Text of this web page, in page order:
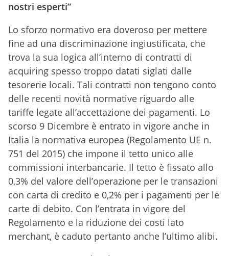
nostri esperti”
Lo sforzo normativo era doveroso per mettere
fine ad una discriminazione ingiustificata, che
trova la sua logica all’interno di contratti di
acquiring spesso troppo datati siglati dalle
tesorerie locali. Tali contratti non tengono conto
delle recenti novità normative riguardo alle
tariffe legate all’accettazione dei pagamenti. Lo
scorso 9 Dicembre è entrato in vigore anche in
Italia la normativa europea (Regolamento UE n.
751 del 2015) che impone il tetto unico alle
commissioni interbancarie. Il tetto è fissato allo
0,3% del valore dell’operazione per le transazioni
con carta di credito e 0,2% per i pagamenti per le
carte di debito. Con l’entrata in vigore del
Regolamento e la riduzione dei costi lato
merchant, è caduto pertanto anche l’ultimo alibi.